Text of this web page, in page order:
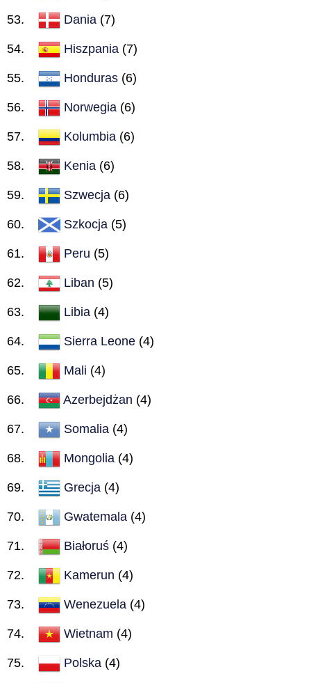
Dania (7)
Hiszpania (7)
Honduras (6)
Norwegia (6)
Kolumbia (6)
Kenia (6)
Szwecja (6)
Szkocja (5)
Peru (5)
Liban (5)
Libia (4)
Sierra Leone (4)
Mali (4)
Azerbejdżan (4)
Somalia (4)
Mongolia (4)
Grecja (4)
Gwatemala (4)
Białoruś (4)
Kamerun (4)
Wenezuela (4)
Wietnam (4)
Polska (4)